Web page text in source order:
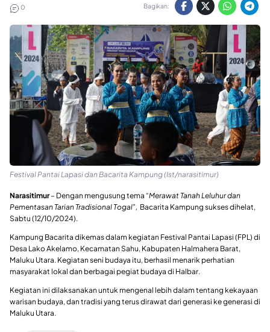
0 Bagikan:
Festival Pantai Lapasi dan Bacarita Kampung (Ist/narasitimur)
Narasitimur– Dengan mengusung tema “Merawat Tanah Leluhur dan
Pementasan Tarian Tradisional Togal”, Bacarita Kampung sukses dihelat,
Sabtu (12/10/2024).
Kampung Bacarita dikemas dalam kegiatan Festival Pantai Lapasi (FPL) di
Desa Lako Akelamo, Kecamatan Sahu, Kabupaten Halmahera Barat,
Maluku Utara. Kegiatan seni budaya itu, berhasil menarik perhatian
masyarakat lokal dan berbagai pegiat budaya di Halbar.
Kegiatan ini dilaksanakan untuk mengenal lebih dalam tentang kekayaan
warisan budaya, dan tradisi yang terus dirawat dari generasi ke generasi di
Maluku Utara.